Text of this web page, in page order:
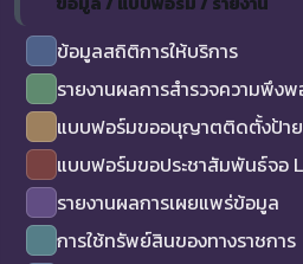
ข้อมูลสถิติการให้บริการ
รายงานผลการสำรวจความพึงพ
แบบฟอร์มขออนุญาตติดตั้งป้า
แบบฟอร์มขอประชาสัมพันธ์จอ
รายงานผลการเผยแพร่ข้อมูล
การใช้ทรัพย์สินของทางราชการ